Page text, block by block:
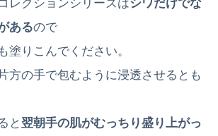
レクションシリーズはシワだけでな
あるので
塗りこんでください。
方の手で包むように浸透させるとも
と翌朝手の肌がむっちり盛り上がっ